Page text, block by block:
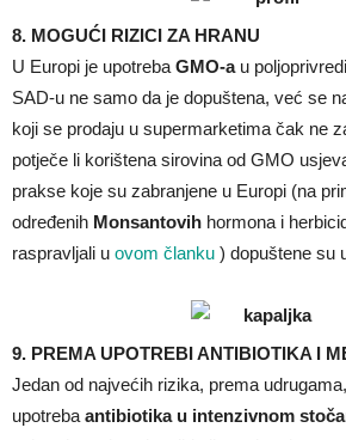
8. MOGUĆI RIZICI ZA HRANU
U Europi je upotrebaGMO-au
SAD-u ne samo da je dopuštena, već se
koji se prodaju u supermarketima čak ne
potječe li korištena sirovina od GMO
prakse koje su zabranjene u Europi (na
određenih Monsantovih hormona i
raspravljali u ovom članku ) dopuštene su
9. PREMA UPOTREBI ANTIBIOTIKA I
Jedan od najvećih rizika, prema
upotrebaantibiotika u intenzivnom